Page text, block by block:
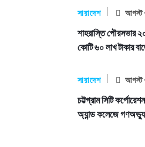
সারাদেশ আগস্ট
শাহরাস্তি পৌরসভার
কোটি ৬০ লাখ টাকার
সারাদেশ আগস্ট
চট্টগ্রাম সিটি
অ্যান্ড কলেজে